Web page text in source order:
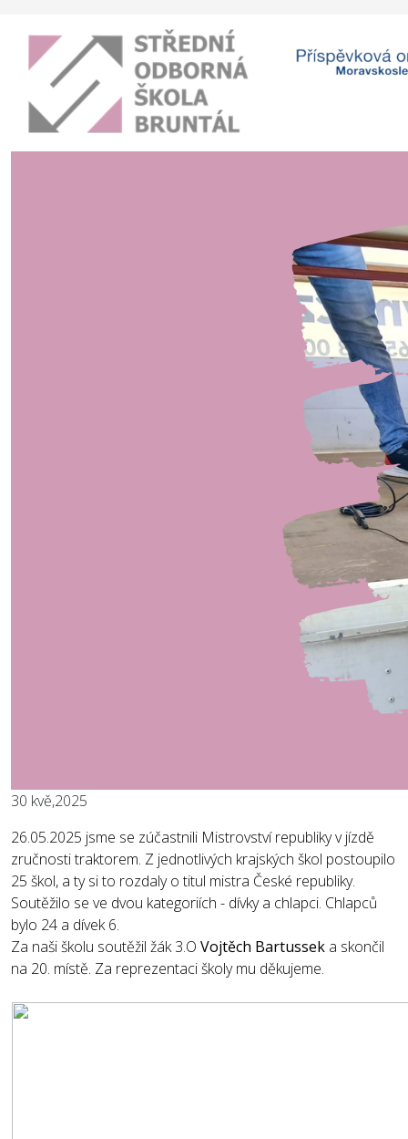
30 kvě,2025
26.05.2025 jsme se zúčastnili Mistrovství republiky v jízdě
zručnosti traktorem. Z jednotlivých krajských škol postoupilo
25 škol, a ty si to rozdaly o titul mistra České republiky.
Soutěžilo se ve dvou kategoriích - dívky a chlapci. Chlapců
bylo 24 a dívek 6.
Za naši školu soutěžil žák 3.O Vojtěch Bartussek a skončil
na 20. místě. Za reprezentaci školy mu děkujeme.